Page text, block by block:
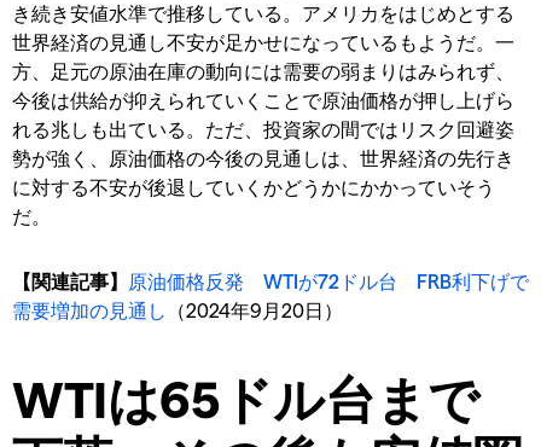
き続き安値水準で推移している。アメリカをはじめとする
世界経済の見通し不安が足かせになっているもようだ。一
方、足元の原油在庫の動向には需要の弱まりはみられず、
今後は供給が抑えられていくことで原油価格が押し上げら
れる兆しも出ている。ただ、投資家の間ではリスク回避姿
勢が強く、原油価格の今後の見通しは、世界経済の先行き
に対する不安が後退していくかどうかにかかっていそう
だ。
【関連記事】
原油価格反発 WTIが72ドル台 FRB利下げで
需要増加の見通し
（2024年9月20日）
WTIは65ドル台まで